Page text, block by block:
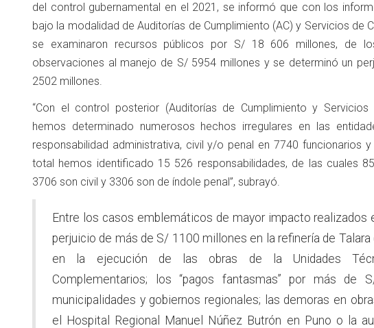
del control gubernamental en el 2021, se informó que con los
bajo la modalidad de Auditorías de Cumplimiento (AC) y Servicios de
se examinaron recursos públicos por S/ 18 606 millones, de
observaciones al manejo de S/ 5954 millones y se determinó un
2502 millones.
“Con el control posterior (Auditorías de Cumplimiento y
hemos determinado numerosos hechos irregulares en las
responsabilidad administrativa, civil y/o penal en 7740 funcionarios
total hemos identificado 15 526 responsabilidades, de las cuales
3706 son civil y 3306 son de índole penal”, subrayó.
Entre los casos emblemáticos de mayor impacto realizados
perjuicio de más de S/ 1100 millones en la refinería de Talara
en la ejecución de las obras de la Unidades
Complementarios; los “pagos fantasmas” por más de
municipalidades y gobiernos regionales; las demoras en
el Hospital Regional Manuel Núñez Butrón en Puno o la